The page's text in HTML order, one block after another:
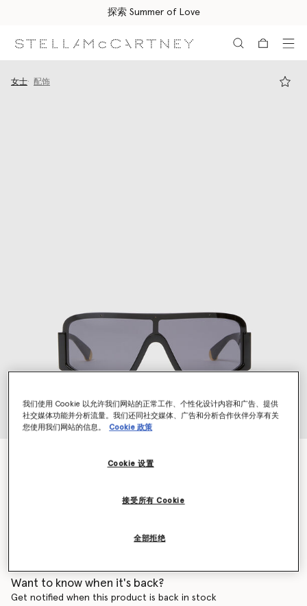
探索 Summer of Love
女士 配饰
Want to know when it's back?
Get notified when this product is back in stock
我们使用 Cookie 以允许我们网站的正常工作、个性化设计内容和广告、提供
社交媒体功能并分析流量。我们还同社交媒体、广告和分析合作伙伴分享有关
您使用我们网站的信息。
Cookie 政策
Cookie 设置
全部拒绝
接受所有 Cookie